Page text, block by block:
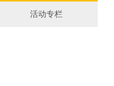
活动专栏